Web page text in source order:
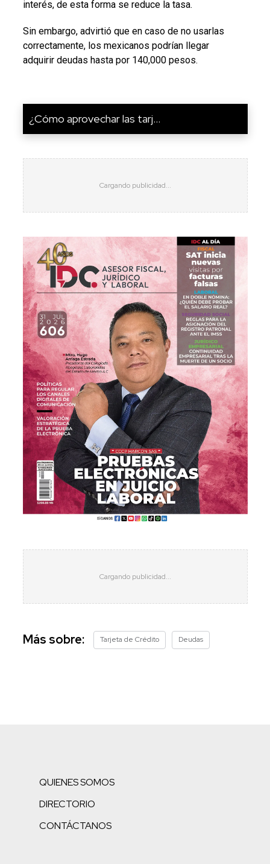
interés, de esta forma se reduce la tasa.
Sin embargo, advirtió que en caso de no usarlas
correctamente, los mexicanos podrían llegar
adquirir deudas hasta por 140,000 pesos.
¿Cómo aprovechar las tarj...
Más sobre: Tarjeta de Crédito Deudas
QUIENES SOMOS
DIRECTORIO
CONTÁCTANOS